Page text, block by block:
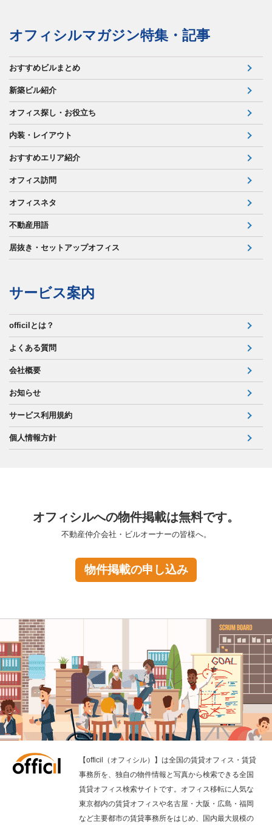
オフィシルマガジン特集・記事
おすすめビルまとめ
新築ビル紹介
オフィス探し・お役立ち
内装・レイアウト
おすすめエリア紹介
オフィス訪問
オフィスネタ
不動産用語
居抜き・セットアップオフィス
サービス案内
officilとは？
よくある質問
会社概要
お知らせ
サービス利用規約
個人情報方針
オフィシルへの物件掲載は無料です。
不動産仲介会社・ビルオーナーの皆様へ。
物件掲載の申し込み
【officil（オフィシル）】は全国の賃貸オフィス・賃貸
事務所を、独自の物件情報と写真から検索できる全国
賃貸オフィス検索サイトです。オフィス移転に人気な
東京都内の賃貸オフィスや名古屋・大阪・広島・福岡
など主要都市の賃貸事務所をはじめ、国内最大規模の